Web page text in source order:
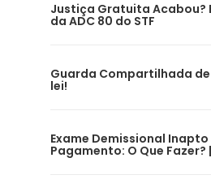
Justiça Gratuita Acabou?
da ADC 80 do STF
Guarda Compartilhada
lei!
Exame Demissional Inapto
Pagamento: O Que Fazer?